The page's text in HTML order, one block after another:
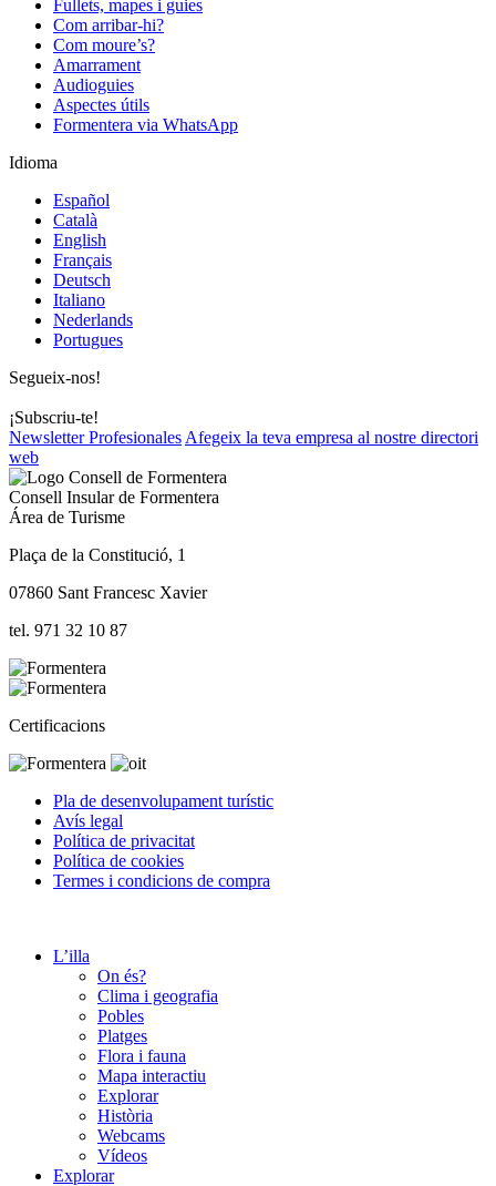
Fullets, mapes i guies
Com arribar-hi?
Com moure’s?
Amarrament
Audioguies
Aspectes útils
Formentera via WhatsApp
Idioma
Español
Català
English
Français
Deutsch
Italiano
Nederlands
Portugues
Segueix-nos!
¡Subscriu-te!
Newsletter Profesionales Afegeix la teva empresa al nostre directori
web
Consell Insular de Formentera
Área de Turisme
Plaça de la Constitució, 1
07860 Sant Francesc Xavier
tel. 971 32 10 87
Certificacions
Pla de desenvolupament turístic
Avís legal
Política de privacitat
Política de cookies
Termes i condicions de compra
L’illa
On és?
Clima i geografia
Pobles
Platges
Flora i fauna
Mapa interactiu
Explorar
Història
Webcams
Vídeos
Explorar